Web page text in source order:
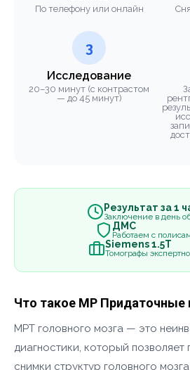
По телефону или онлайн
3
Исследование
20–30 минут (с контрастом
— до 45 минут)
Результат за 1
Заключение в день
ДМС
Работаем с
Siemens 1.5Т
Томографы
Что такое МР Придаточные
МРТ головного мозга — это
диагностики, который позволяет
снимки структур головного